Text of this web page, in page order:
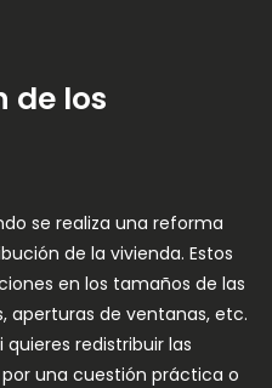
de los
se realiza una reforma
de la vivienda. Estos
en los tamaños de las
aperturas de ventanas, etc.
redistribuir las
una cuestión práctica o